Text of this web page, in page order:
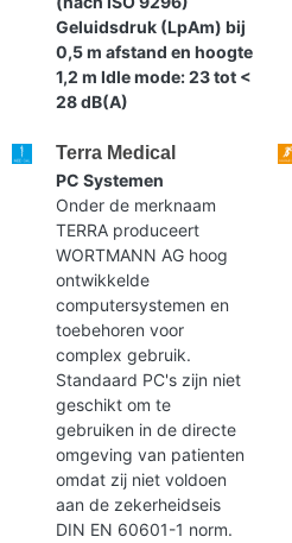
Geluidsdruk (LpAm) bij
0,5 m afstand en hoogte
1,2 m Idle mode: 23 tot <
28 dB(A)
Terra Medical
PC Systemen
Onder de merknaam
TERRA produceert
WORTMANN AG hoog
ontwikkelde
computersystemen en
toebehoren voor
complex gebruik.
Standaard PC's zijn niet
geschikt om te
gebruiken in de directe
omgeving van patienten
omdat zij niet voldoen
aan de zekerheidseis
DIN EN 60601-1 norm.